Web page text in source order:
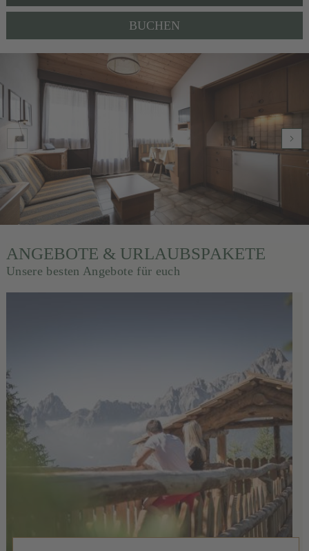
BUCHEN
ANGEBOTE & URLAUBSPAKETE
Unsere besten Angebote für euch